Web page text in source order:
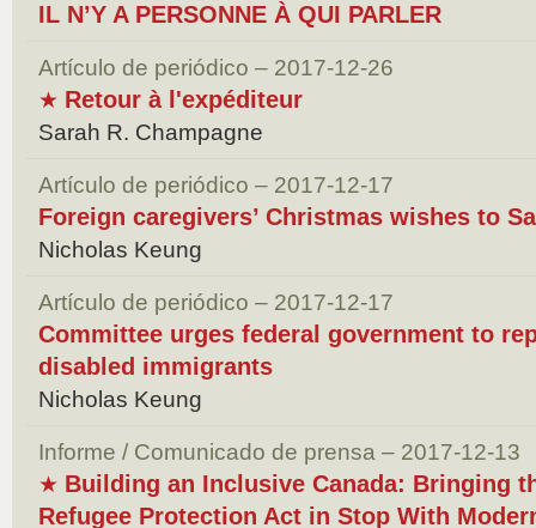
IL N’Y A PERSONNE À QUI PARLER
Artículo de periódico – 2017-12-26
★ Retour à l'expéditeur
Sarah R. Champagne
Artículo de periódico – 2017-12-17
Foreign caregivers’ Christmas wishes to
Nicholas Keung
Artículo de periódico – 2017-12-17
Committee urges federal government to
disabled immigrants
Nicholas Keung
Informe / Comunicado de prensa – 2017-12-13
★ Building an Inclusive Canada: Bringing
Refugee Protection Act in Stop With